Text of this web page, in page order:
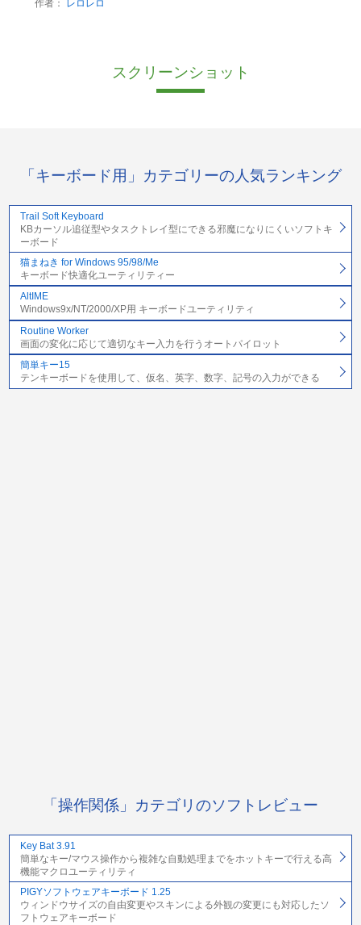
作者： レロレロ
スクリーンショット
「キーボード用」カテゴリーの人気ランキング
Trail Soft Keyboard
KBカーソル追従型やタスクトレイ型にできる邪魔になりにくいソフトキ
ーボード
猫まねき for Windows 95/98/Me
キーボード快適化ユーティリティー
AltIME
Windows9x/NT/2000/XP用 キーボードユーティリティ
Routine Worker
画面の変化に応じて適切なキー入力を行うオートパイロット
簡単キー15
テンキーボードを使用して、仮名、英字、数字、記号の入力ができる
「操作関係」カテゴリのソフトレビュー
Key Bat 3.91
簡単なキー/マウス操作から複雑な自動処理までをホットキーで行える高
機能マクロユーティリティ
PIGYソフトウェアキーボード 1.25
ウィンドウサイズの自由変更やスキンによる外観の変更にも対応したソ
フトウェアキーボード